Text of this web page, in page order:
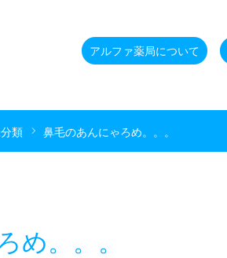
アルファ薬局について
類 鼻毛のあんにゃろめ。。。
め。。。